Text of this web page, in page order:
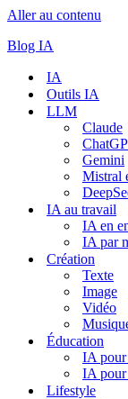
Aller au contenu
Blog IA
IA
Outils IA
LLM
Claude
Gemini
Mistral
IA au travail
IA en
IA par
Création
Texte
Image
Vidéo
Éducation
IA pour
IA pour
Lifestyle